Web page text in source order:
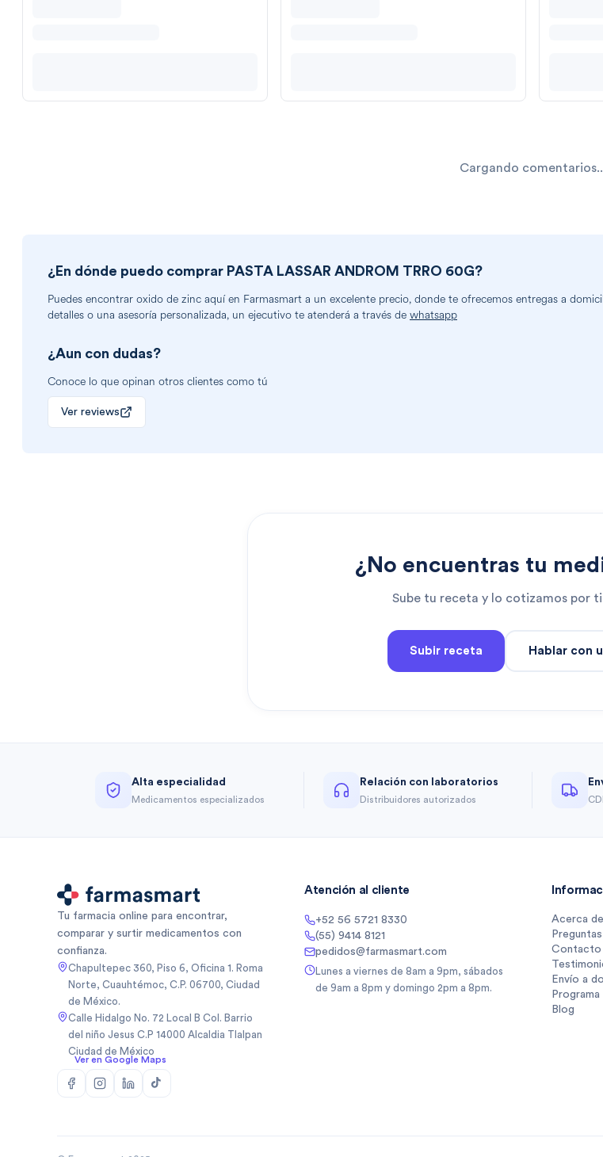
Cargando
¿En dónde puedo comprar PASTA LASSAR ANDROM TRRO 60G?
Puedes encontrar oxido de zinc aquí en Farmasmart a un excelente precio, donde te ofrecemos entregas a
detalles o una asesoría personalizada, un ejecutivo te atenderá a través de whatsapp
¿Aun con dudas?
Conoce lo que opinan otros clientes como tú
Ver reviews
¿No encuentras tu
Sube tu receta y lo cotizamos por
Subir receta Hablar con
Alta especialidad
Medicamentos especializados
Relación con laboratorios
Distribuidores autorizados
Tu farmacia online para encontrar,
comparar y surtir medicamentos con
confianza.
Chapultepec 360, Piso 6, Oficina 1. Roma
Norte, Cuauhtémoc, C.P. 06700, Ciudad
de México.
Calle Hidalgo No. 72 Local B Col. Barrio
del niño Jesus C.P 14000 Alcaldia Tlalpan
Ciudad de México
Ver en Google Maps
Atención al cliente
+52 56 5721 8330
(55) 9414 8121
pedidos@farmasmart.com
Lunes a viernes de 8am a 9pm, sábados
de 9am a 8pm y domingo 2pm a 8pm.
Acerca
Contacto
Envío a
Blog